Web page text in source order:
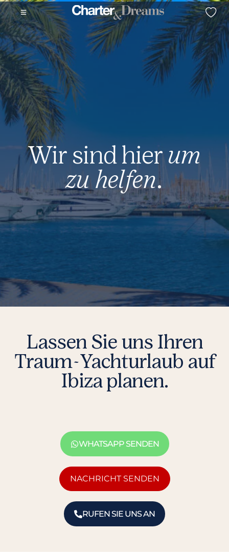
Wir sind hierum
zu helfen.
Lassen Sie uns Ihren
Traum-Yachturlaub auf
Ibiza planen.
WHATSAPP SENDEN
NACHRICHT SENDEN
RUFEN SIE UNS AN